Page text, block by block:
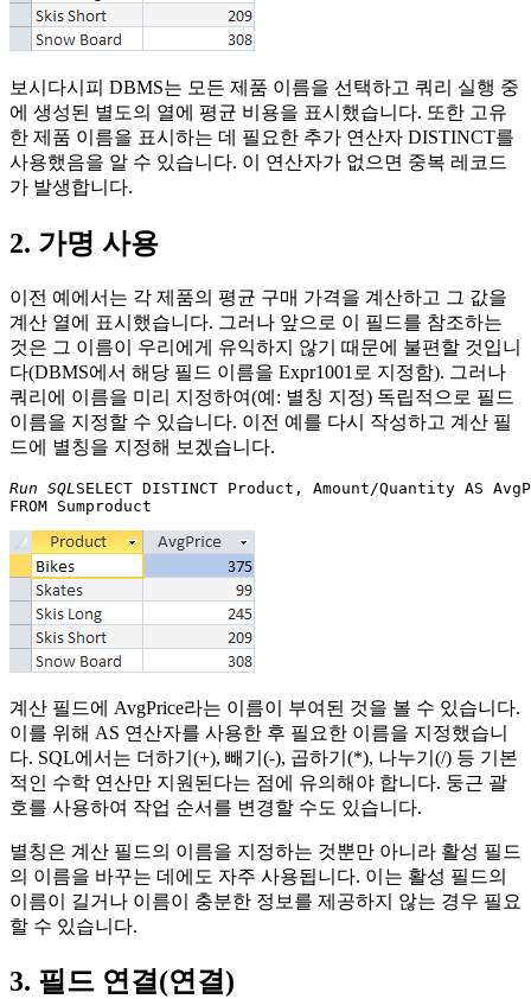
보시다시피 DBMS는 모든 제품 이름을 선택하고 쿼리 실행 중
에 생성된 별도의 열에 평균 비용을 표시했습니다. 또한 고유
한 제품 이름을 표시하는 데 필요한 추가 연산자 DISTINCT를
사용했음을 알 수 있습니다. 이 연산자가 없으면 중복 레코드
가 발생합니다.
2. 가명 사용
이전 예에서는 각 제품의 평균 구매 가격을 계산하고 그 값을
계산 열에 표시했습니다. 그러나 앞으로 이 필드를 참조하는
것은 그 이름이 우리에게 유익하지 않기 때문에 불편할 것입니
다(DBMS에서 해당 필드 이름을 Expr1001로 지정함). 그러나
쿼리에 이름을 미리 지정하여(예: 별칭 지정) 독립적으로 필드
이름을 지정할 수 있습니다. 이전 예를 다시 작성하고 계산 필
드에 별칭을 지정해 보겠습니다.
Run SQL SELECT DISTINCT Product, Amount/Quantity AS
계산 필드에 AvgPrice라는 이름이 부여된 것을 볼 수 있습니다.
이를 위해 AS 연산자를 사용한 후 필요한 이름을 지정했습니
다. SQL에서는 더하기(+), 빼기(-), 곱하기(*), 나누기(/) 등 기본
적인 수학 연산만 지원된다는 점에 유의해야 합니다. 둥근 괄
호를 사용하여 작업 순서를 변경할 수도 있습니다.
별칭은 계산 필드의 이름을 지정하는 것뿐만 아니라 활성 필드
의 이름을 바꾸는 데에도 자주 사용됩니다. 이는 활성 필드의
이름이 길거나 이름이 충분한 정보를 제공하지 않는 경우 필요
할 수 있습니다.
3. 필드 연결(연결)